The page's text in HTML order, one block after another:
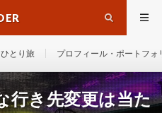
ひとり旅 プロフィール・ポートフ
行き先変更は当た